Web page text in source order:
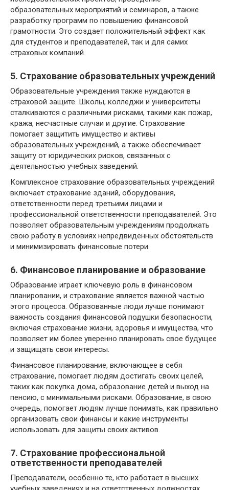
образовательных мероприятий и семинаров, а также
разработку программ по повышению финансовой
грамотности. Это создает положительный эффект как
для студентов и преподавателей, так и для самих
страховых компаний.
5. Страхование образовательных учреждений
Образовательные учреждения также нуждаются в
страховой защите. Школы, колледжи и университеты
сталкиваются с различными рисками, такими как пожар,
кража, несчастные случаи и другие. Страхование
помогает защитить имущество и активы
образовательных учреждений, а также обеспечивает
защиту от юридических рисков, связанных с
деятельностью учебных заведений.
Комплексное страхование образовательных учреждений
включает страхование зданий, оборудования,
ответственности перед третьими лицами и
профессиональной ответственности преподавателей. Это
позволяет образовательным учреждениям продолжать
свою работу в условиях непредвиденных обстоятельств
и минимизировать финансовые потери.
6. Финансовое планирование и образование
Образование играет ключевую роль в финансовом
планировании, и страхование является важной частью
этого процесса. Образованные люди лучше понимают
важность создания финансовой подушки безопасности,
включая страхование жизни, здоровья и имущества, что
позволяет им более уверенно планировать свое будущее
и защищать свои интересы.
Финансовое планирование, включающее в себя
страхование, помогает людям достигать своих целей,
таких как покупка дома, образование детей и выход на
пенсию, с минимальными рисками. Образование, в свою
очередь, помогает людям лучше понимать, как правильно
организовать свои финансы и какие инструменты
использовать для защиты своих активов.
7. Страхование профессиональной
ответственности преподавателей
Преподаватели, особенно те, кто работает в высших